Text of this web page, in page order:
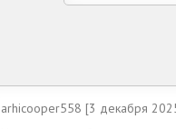
arhicooper558 [3 декабря